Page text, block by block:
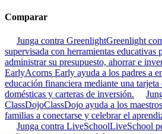
Comparar
Junga contra GreenlightGreenlight
supervisada con herramientas educativas
administrar su presupuesto, ahorrar e
EarlyAcorns Early ayuda a los padres a
educación financiera mediante una tarjeta
domésticas y carteras de inversión.
ClassDojoClassDojo ayuda a los
familias a conectarse y celebrar el
Junga contra LiveSchoolLiveSchool